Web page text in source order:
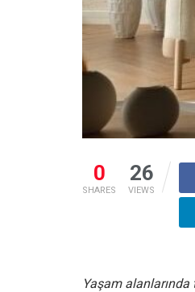
0
SHARES
26
VIEWS
Yaşam